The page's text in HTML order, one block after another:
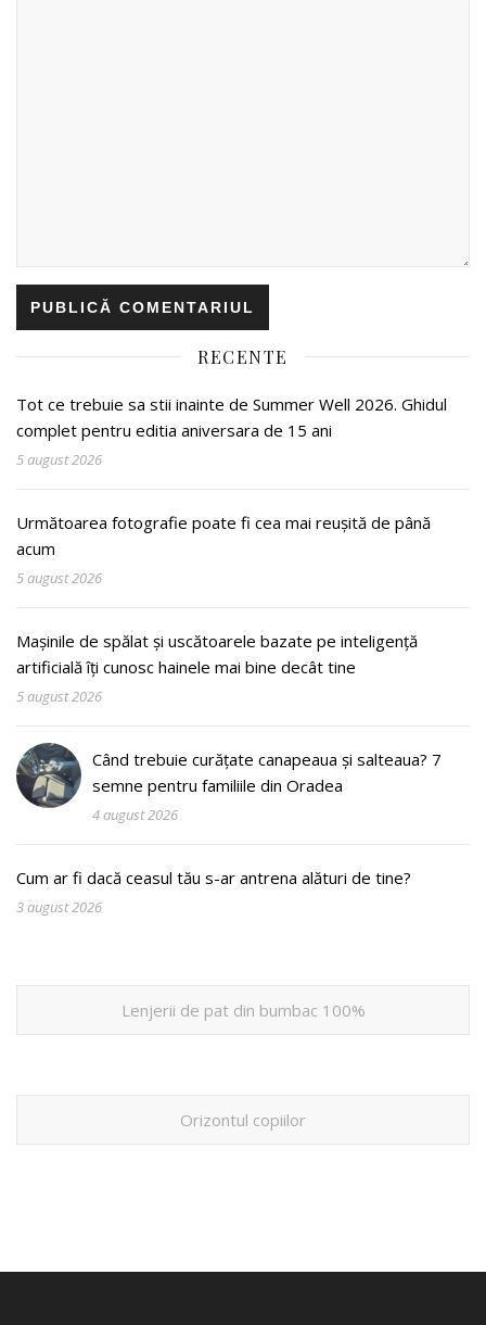
RECENTE
Tot ce trebuie sa stii inainte de Summer Well 2026. Ghidul
complet pentru editia aniversara de 15 ani
5 august 2026
Următoarea fotografie poate fi cea mai reușită de până
acum
5 august 2026
Mașinile de spălat și uscătoarele bazate pe inteligență
artificială îți cunosc hainele mai bine decât tine
5 august 2026
Când trebuie curățate canapeaua și salteaua? 7
semne pentru familiile din Oradea
4 august 2026
Cum ar fi dacă ceasul tău s-ar antrena alături de tine?
3 august 2026
Lenjerii de pat din bumbac 100%
Orizontul copiilor